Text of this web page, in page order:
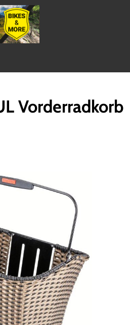
Vorderradkorb